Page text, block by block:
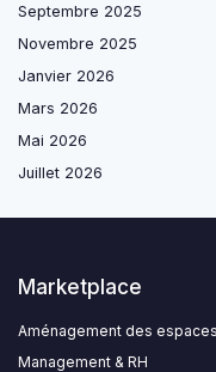
Septembre 2025
Novembre 2025
Janvier 2026
Mars 2026
Mai 2026
Juillet 2026
Marketplace
Aménagement des
Management & RH